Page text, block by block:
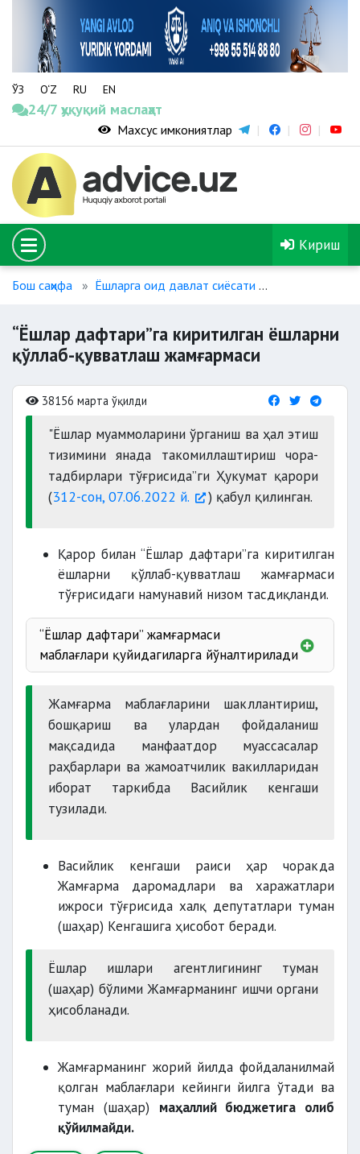
ЎЗ O‘Z RU EN
24/7 ҳуқуқий маслаҳат
Махсус имкониятлар
Кириш
Бош саҳифа Ёшларга оид давлат сиёсати
“Ёшлар дафтари”га киритилган ёшларни
қўллаб-қувватлаш жамғармаси
38156 марта ўқилди
"Ёшлар муаммоларини ўрганиш ва ҳал этиш
тизимини янада такомиллаштириш чора-
тадбирлари тўғрисида”ги Ҳукумат қарори
(312-сон, 07.06.2022 й. ) қабул қилинган.
Қарор билан “Ёшлар дафтари”га киритилган
ёшларни қўллаб-қувватлаш жамғармаси
тўғрисидаги намунавий низом тасдиқланди.
“Ёшлар дафтари” жамғармаси
маблағлари қуйидагиларга йўналтирилади
тадбиркорлик фаолияти
БҲМнинг 40 бараваригача
субсидия
Жамғарма маблағларини шакллантириш,
бошқариш ва улардан фойдаланиш
мақсадида манфаатдор муассасалар
раҳбарлари ва жамоатчилик вакилларидан
иборат таркибда Васийлик кенгаши
тузилади.
Васийлик кенгаши раиси ҳар чоракда
Жамғарма даромадлари ва харажатлари
ижроси тўғрисида халқ депутатлари туман
(шаҳар) Кенгашига ҳисобот беради.
Ёшлар ишлари агентлигининг туман
(шаҳар) бўлими Жамғарманинг ишчи органи
ҳисобланади.
Жамғарманинг жорий йилда фойдаланилмай
қолган маблағлари кейинги йилга ўтади ва
туман (шаҳар) маҳаллий бюджетига олиб
қўйилмайди.